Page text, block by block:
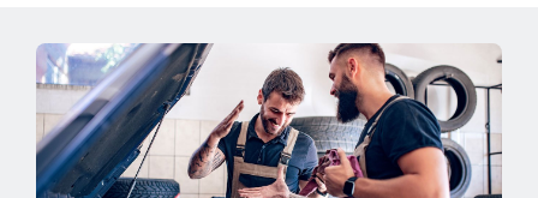
Mieten
Zubehör